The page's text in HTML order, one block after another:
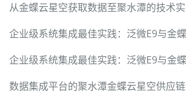
从金蝶云星空获取数据至聚水潭的技术
企业级系统集成最佳实践：泛微E9与金
企业级系统集成最佳实践：泛微E9与金
数据集成平台的聚水潭金蝶云星空供应